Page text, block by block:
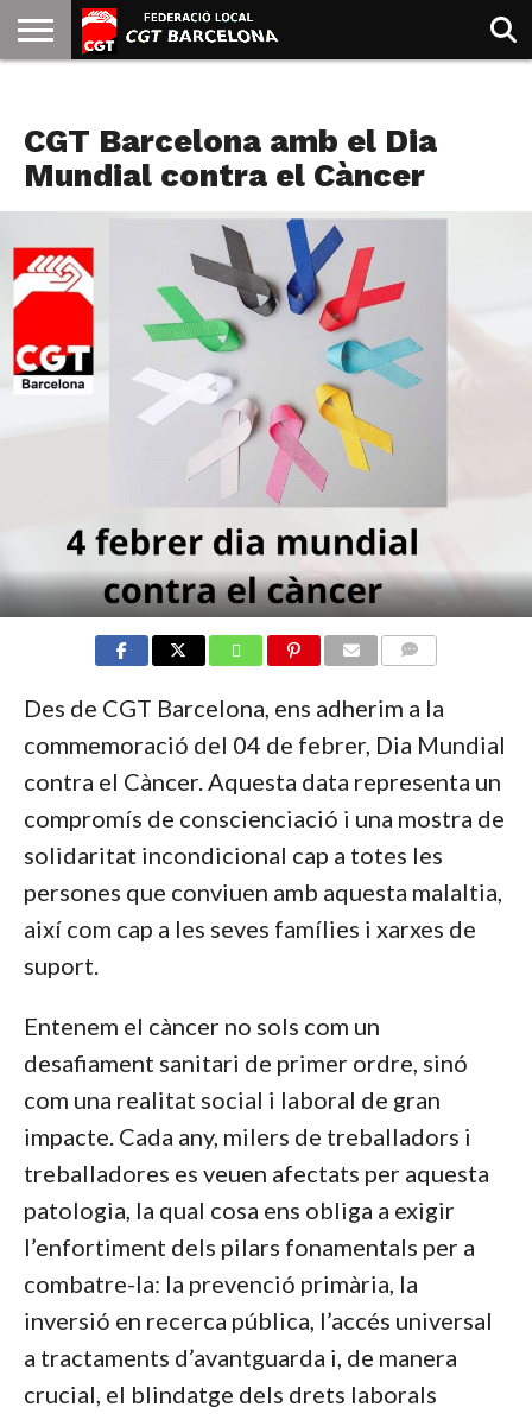
GOLDMAN
CGT Barcelona amb el Dia
Mundial contra el Càncer
Des de CGT Barcelona, ens adherim a la
commemoració del 04 de febrer, Dia Mundial
contra el Càncer. Aquesta data representa un
compromís de conscienciació i una mostra de
solidaritat incondicional cap a totes les
persones que conviuen amb aquesta malaltia,
així com cap a les seves famílies i xarxes de
suport.
Entenem el càncer no sols com un
desafiament sanitari de primer ordre, sinó
com una realitat social i laboral de gran
impacte. Cada any, milers de treballadors i
treballadores es veuen afectats per aquesta
patologia, la qual cosa ens obliga a exigir
l’enfortiment dels pilars fonamentals per a
combatre-la: la prevenció primària, la
inversió en recerca pública, l’accés universal
a tractaments d’avantguarda i, de manera
crucial, el blindatge dels drets laborals